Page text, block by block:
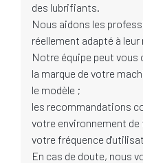
des lubrifiants.
Nous aidons les
réellement adapté à
Notre équipe peut vous
la marque de votre
le modèle ;
les recommandations
votre environnement de
votre fréquence
En cas de doute, nous